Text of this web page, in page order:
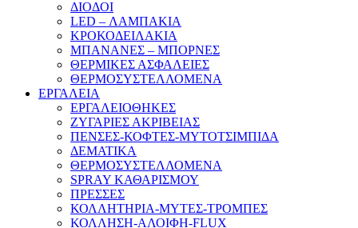
ΔΙΟΔΟΙ
LED – ΛΑΜΠΑΚΙΑ
ΚΡΟΚΟΔΕΙΛΑΚΙΑ
ΜΠΑΝΑΝΕΣ – ΜΠΟΡΝΕΣ
ΘΕΡΜΙΚΕΣ ΑΣΦΑΛΕΙΕΣ
ΘΕΡΜΟΣΥΣΤΕΛΛΟΜΕΝΑ
ΕΡΓΑΛΕΙΑ
ΕΡΓΑΛΕΙΟΘΗΚΕΣ
ΖΥΓΑΡΙΕΣ ΑΚΡΙΒΕΙΑΣ
ΠΕΝΣΕΣ-ΚΟΦΤΕΣ-ΜΥΤΟΤΣΙΜΠΙΔΑ
ΔΕΜΑΤΙΚΑ
ΘΕΡΜΟΣΥΣΤΕΛΛΟΜΕΝΑ
SPRAY ΚΑΘΑΡΙΣΜΟΥ
ΠΡΕΣΣΕΣ
ΚΟΛΛΗΤΗΡΙΑ-ΜΥΤΕΣ-ΤΡΟΜΠΕΣ
ΚΟΛΛΗΣΗ-ΑΛΟΙΦΗ-FLUX